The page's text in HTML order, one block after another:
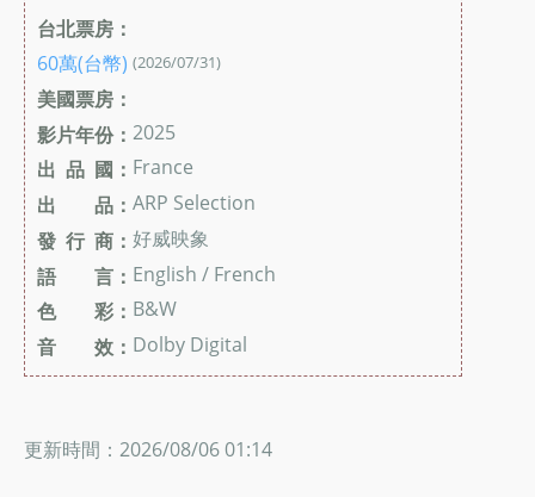
台北票房：
60萬(台幣) (2026/07/31)
美國票房：
影片年份： 2025
出 品 國： France
出 品： ARP Selection
發 行 商： 好威映象
語 言： English / French
色 彩： B&W
音 效： Dolby Digital
更新時間：2026/08/06 01:14